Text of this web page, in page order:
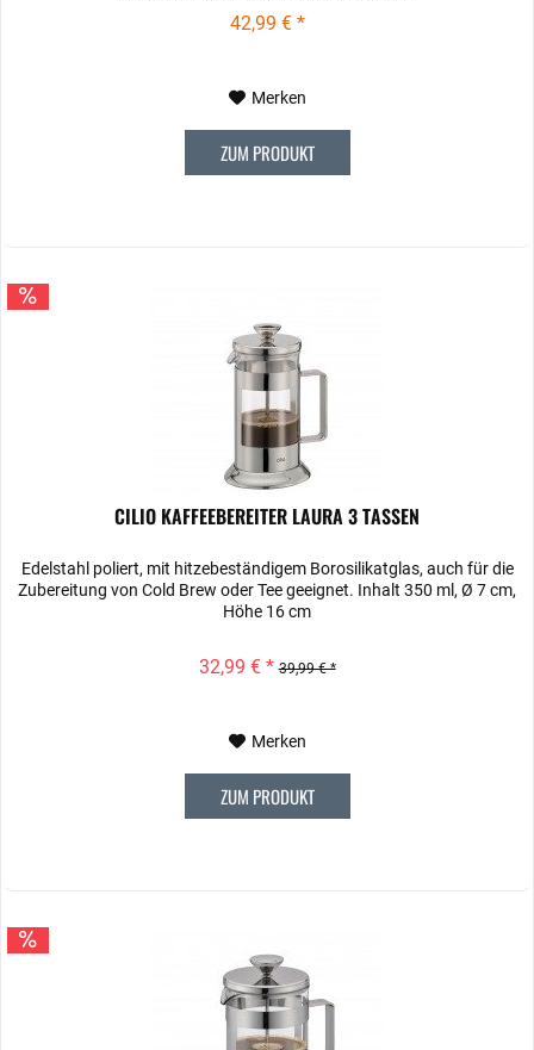
42,99 € *
Merken
ZUM PRODUKT
CILIO KAFFEEBEREITER LAURA 3 TASSEN
Edelstahl poliert, mit hitzebeständigem Borosilikatglas, auch für die
Zubereitung von Cold Brew oder Tee geeignet. Inhalt 350 ml, Ø 7 cm,
Höhe 16 cm
32,99 € * 39,99 € *
Merken
ZUM PRODUKT